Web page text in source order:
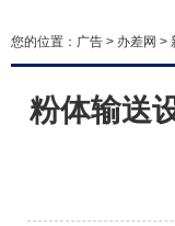
您的位置： 广告 > 办差网 >
粉体输送